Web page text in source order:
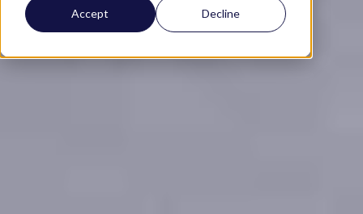
Accept Decline